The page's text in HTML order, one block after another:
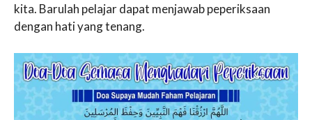
kita. Barulah pelajar dapat menjawab peperiksaan
dengan hati yang tenang.